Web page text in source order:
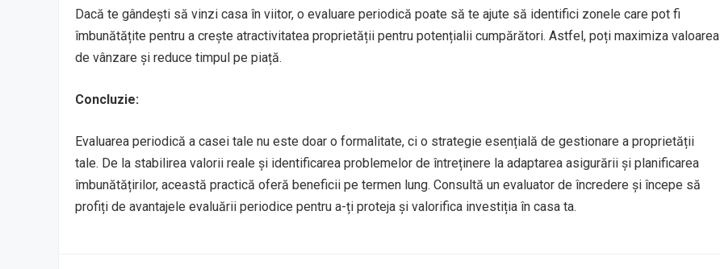
Dacă te gândești să vinzi casa în viitor, o evaluare periodică poate să te ajute să identifici zonele care pot fi
îmbunătățite pentru a crește atractivitatea proprietății pentru potențialii cumpărători. Astfel, poți maximiza valoarea
de vânzare și reduce timpul pe piață.
Concluzie:
Evaluarea periodică a casei tale nu este doar o formalitate, ci o strategie esențială de gestionare a proprietății
tale. De la stabilirea valorii reale și identificarea problemelor de întreținere la adaptarea asigurării și planificarea
îmbunătățirilor, această practică oferă beneficii pe termen lung. Consultă un evaluator de încredere și începe să
profiți de avantajele evaluării periodice pentru a-ți proteja și valorifica investiția în casa ta.